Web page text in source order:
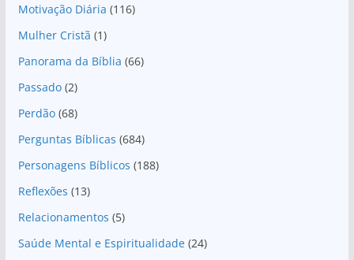
Motivação Diária (116)
Mulher Cristã (1)
Panorama da Bíblia (66)
Passado(2)
Perdão(68)
Perguntas Bíblicas (684)
Personagens Bíblicos (188)
Reflexões (13)
Relacionamentos (5)
Saúde Mental e Espiritualidade(24)